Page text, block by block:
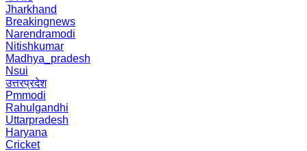
Jharkhand
Breakingnews
Narendramodi
Nitishkumar
Madhya_pradesh
Nsui
उत्तरप्रदेश
Pmmodi
Rahulgandhi
Uttarpradesh
Haryana
Cricket